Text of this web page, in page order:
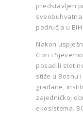
predstavljen
područja u
Nakon
Gori i
posadili
stiže u Bosnu
građane,
zajedničkoj
ekosistema.